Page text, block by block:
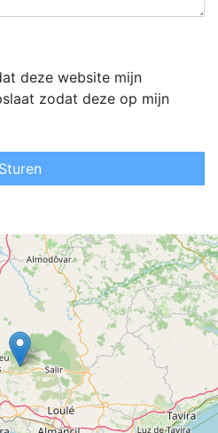
deze website mijn
zodat deze op mijn
Sturen